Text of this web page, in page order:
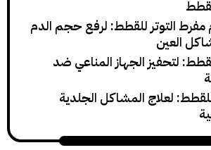
للقطط: لرفع حجم الدم
الجهاز المناعي ضد
المشاكل الجلدية